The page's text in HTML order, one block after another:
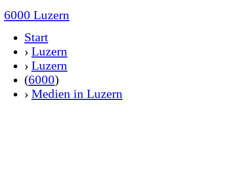
6000 Luzern
Start
› Luzern
› Luzern
(6000)
› Medien in Luzern